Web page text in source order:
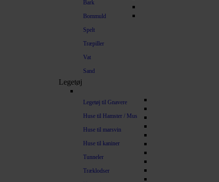
Bark
Bommuld
Spelt
Træpiller
Vat
Sand
Legetøj
Legetøj til Gnavere
Huse til Hamster / Mus
Huse til marsvin
Huse til kaniner
Tunneler
Træklodser